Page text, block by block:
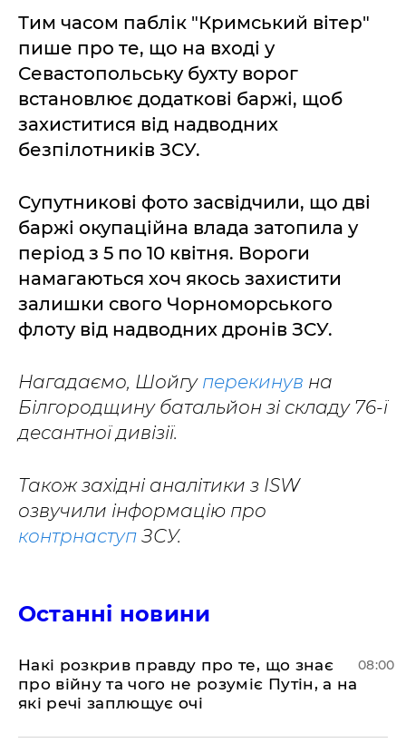
Тим часом паблік "Кримський вітер"
пише про те, що на вході у
Севастопольську бухту ворог
встановлює додаткові баржі, щоб
захиститися від надводних
безпілотників ЗСУ.
Супутникові фото засвідчили, що дві
баржі окупаційна влада затопила у
період з 5 по 10 квітня. Вороги
намагаються хоч якось захистити
залишки свого Чорноморського
флоту від надводних дронів ЗСУ.
Нагадаємо, Шойгу перекинув на
Білгородщину батальйон зі складу 76-ї
десантної дивізії.
Також західні аналітики з ISW
озвучили інформацію про
контрнаступ ЗСУ.
Останні новини
Накі розкрив правду про те, що знає
про війну та чого не розуміє Путін, а на
які речі заплющує очі
08:00